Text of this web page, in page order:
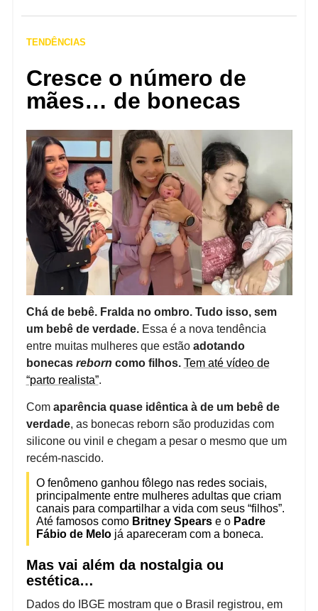
TENDÊNCIAS
Cresce o número de
mães… de bonecas
Chá de bebê. Fralda no ombro. Tudo isso, sem
um bebê de verdade.Essa é a nova tendência
entre muitas mulheres que estão adotando
bonecas reborn como filhos. Tem até vídeo de
“parto realista”.
Com aparência quase idêntica à de um bebê de
verdade, as bonecas reborn são produzidas com
silicone ou vinil e chegam a pesar o mesmo que um
recém-nascido.
O fenômeno ganhou fôlego nas redes sociais,
principalmente entre mulheres adultas que criam
canais para compartilhar a vida com seus “filhos”.
Até famosos como Britney Spearse o Padre
Fábio de Melojá apareceram com a boneca.
Mas vai além da nostalgia ou
estética…
Dados do IBGE mostram que o Brasil registrou, em